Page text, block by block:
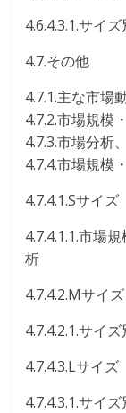
4.6.4.3.1.サイ
4.7.その他
4.7.1.主な市場
4.7.2.市場規模
4.7.3.市場分析
4.7.4.市場規模
4.7.4.1.Sサイズ
4.7.4.1.1.市場
析
4.7.4.2.Mサイズ
4.7.4.2.1.サイ
4.7.4.3.Lサイズ
4.7.4.3.1.サイ